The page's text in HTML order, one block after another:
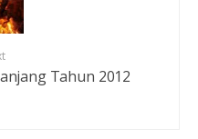
Tahun 2012